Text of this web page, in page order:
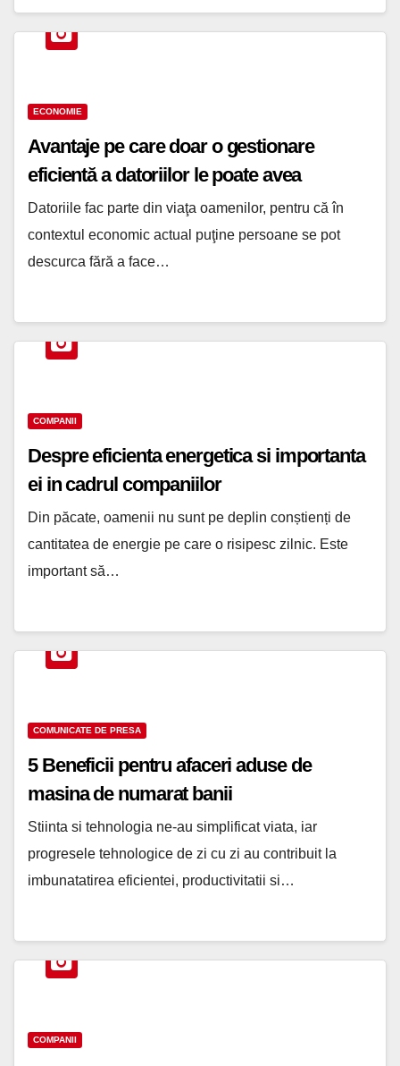
ECONOMIE
Avantaje pe care doar o gestionare
eficientă a datoriilor le poate avea
Datoriile fac parte din viaţa oamenilor, pentru că în
contextul economic actual puţine persoane se pot
descurca fără a face…
COMPANII
Despre eficienta energetica si importanta
ei in cadrul companiilor
Din păcate, oamenii nu sunt pe deplin conștienți de
cantitatea de energie pe care o risipesc zilnic. Este
important să…
COMUNICATE DE PRESA
5 Beneficii pentru afaceri aduse de
masina de numarat banii
Stiinta si tehnologia ne-au simplificat viata, iar
progresele tehnologice de zi cu zi au contribuit la
imbunatatirea eficientei, productivitatii si…
COMPANII